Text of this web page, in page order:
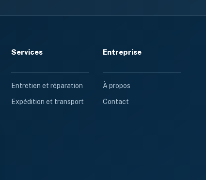
Services
Entretien et réparation
Expédition et transport
Entreprise
À propos
Contact